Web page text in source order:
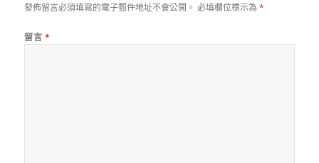
發佈留言必須填寫的電子郵件地址不會公開。 必填欄位標示為*
留言 *